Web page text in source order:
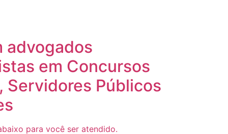
advogados
em Concursos
Servidores Públicos
para você ser atendido.